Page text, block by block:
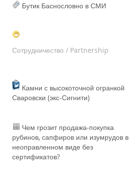
Бутик Баснословно в СМИ
Сотрудничество / Partnership
Камни с высокоточной огранкой
Сваровски (экс-Сигнити)
Чем грозит продажа-покупка
рубинов, сапфиров или изумрудов в
неоправленном виде без
сертификатов?